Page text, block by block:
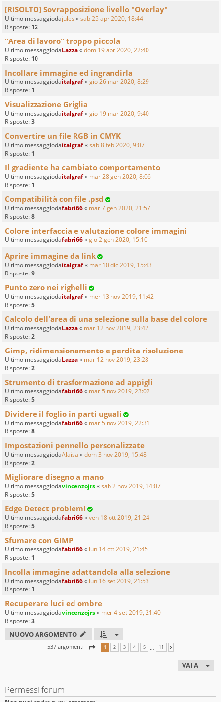
[RISOLTO] Sovrapposizione livello "Overlay"
Ultimo messaggiodajules «sab 25 apr 2020, 18:44
Risposte: 12
"Area di lavoro" troppo piccola
Ultimo messaggiodaLazza«dom 19 apr 2020, 22:40
Risposte: 10
Incollare immagine ed ingrandirla
Ultimo messaggiodaitalgraf«gio 26 mar 2020, 8:29
Risposte: 1
Visualizzazione Griglia
Ultimo messaggiodaitalgraf«gio 19 mar 2020, 9:40
Risposte:3
Convertire un file RGB in CMYK
Ultimo messaggiodaitalgraf«sab 8 feb 2020, 9:07
Risposte: 1
Il gradiente ha cambiato comportamento
Ultimo messaggiodaitalgraf« mar 28 gen 2020, 8:06
Risposte: 1
Compatibilità con file .psd
Ultimo messaggiodafabri66« mar 7 gen 2020, 21:57
Risposte:8
Colore interfaccia e valutazione colore immagini
Ultimo messaggiodafabri66«gio 2 gen 2020, 15:10
Aprire immagine da link
Ultimo messaggiodaitalgraf« mar 10 dic 2019, 15:43
Risposte:9
Punto zero nei righelli
Ultimo messaggiodaitalgraf« mer 13 nov 2019, 11:42
Risposte:5
Calcolo dell'area di una selezione sulla base del colore
Ultimo messaggiodaLazza« mar 12 nov 2019, 23:42
Risposte:2
Gimp, ridimensionamento e perdita risoluzione
Ultimo messaggiodaLazza« mar 12 nov 2019, 23:28
Risposte:2
Strumento di trasformazione ad appigli
Ultimo messaggiodafabri66« mar 5 nov 2019, 23:02
Risposte:5
Dividere il foglio in parti uguali
Ultimo messaggiodafabri66« mar 5 nov 2019, 22:31
Risposte:8
Impostazioni pennello personalizzate
Ultimo messaggiodaAlaisa «dom 3 nov 2019, 15:48
Risposte:2
Migliorare disegno a mano
Ultimo messaggiodavincenzojrs«sab 2 nov 2019, 14:07
Risposte:5
Edge Detect problemi
Ultimo messaggiodafabri66«ven 18 ott 2019, 21:24
Risposte:5
Sfumare con GIMP
Ultimo messaggiodafabri66« lun 14 ott 2019, 21:45
Risposte: 1
Incolla immagine adattandola alla selezione
Ultimo messaggiodafabri66« lun 16 set 2019, 21:53
Risposte: 1
Recuperare luci ed ombre
Ultimo messaggiodavincenzojrs« mer 4 set 2019, 21:40
Risposte:3
NUOVO ARGOMENTO
537 argomenti PAGINA 1DI 11
1 2 3 4 5 … 11
VAI A
Permessi forum